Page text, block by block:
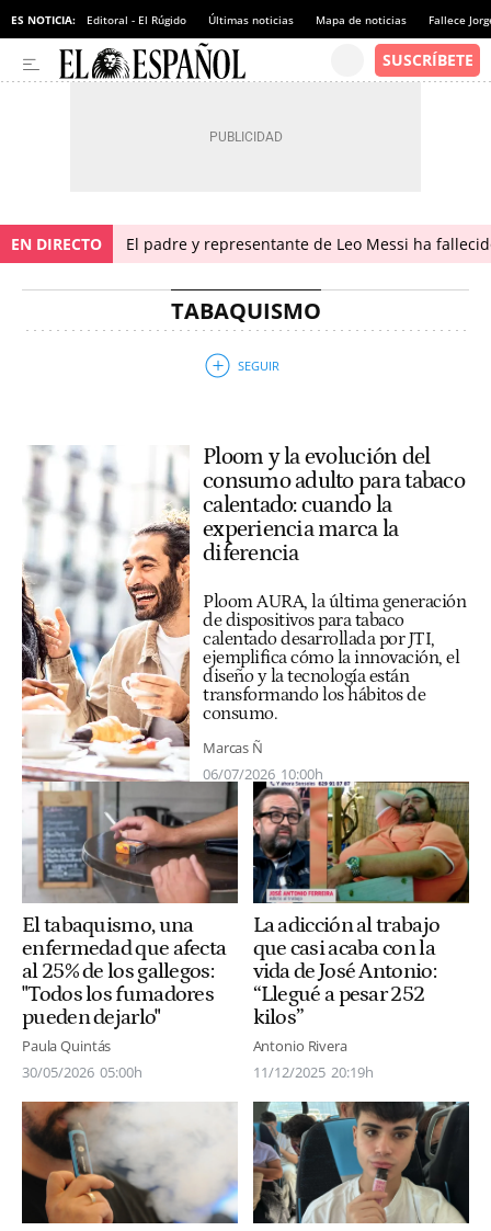
ES NOTICIA: Editoral - El Rúgido Últimas noticias Mapa de noticias Fallece
EN DIRECTO El padre y representante de Leo Messi ha
TABAQUISMO
Ploom y la evolución del
consumo adulto para tabaco
calentado: cuando la
experiencia marca la
diferencia
Ploom AURA, la última generación
de dispositivos para tabaco
calentado desarrollada por JTI,
ejemplifica cómo la innovación, el
diseño y la tecnología están
transformando los hábitos de
consumo.
Marcas Ñ
06/07/2026 10:00h
El tabaquismo, una
enfermedad que afecta
al 25% de los gallegos:
"Todos los fumadores
pueden dejarlo"
Paula Quintás
30/05/2026 05:00h
La adicción al trabajo
que casi acaba con la
vida de José Antonio:
“Llegué a pesar 252
kilos”
Antonio Rivera
11/12/2025 20:19h